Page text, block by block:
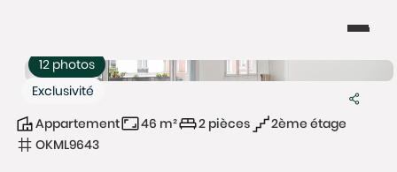
Exclusivité
12 photos
Appartement 46 m² 2 pièces
2ème étage
OKML9643